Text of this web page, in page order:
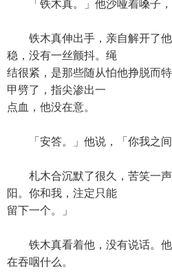
「铁木真。」他沙哑着嗓子，
铁木真伸出手，亲自解开了他
稳，没有一丝颤抖。绳
结很紧，是那些随从怕他挣脱而
甲劈了，指尖渗出一
点血，他没在意。
「安答。」他说，「你我之间
札木合沉默了很久，苦笑一声
阳。你和我，注定只能
留下一个。」
铁木真看着他，没有说话。他
在吞咽什么。